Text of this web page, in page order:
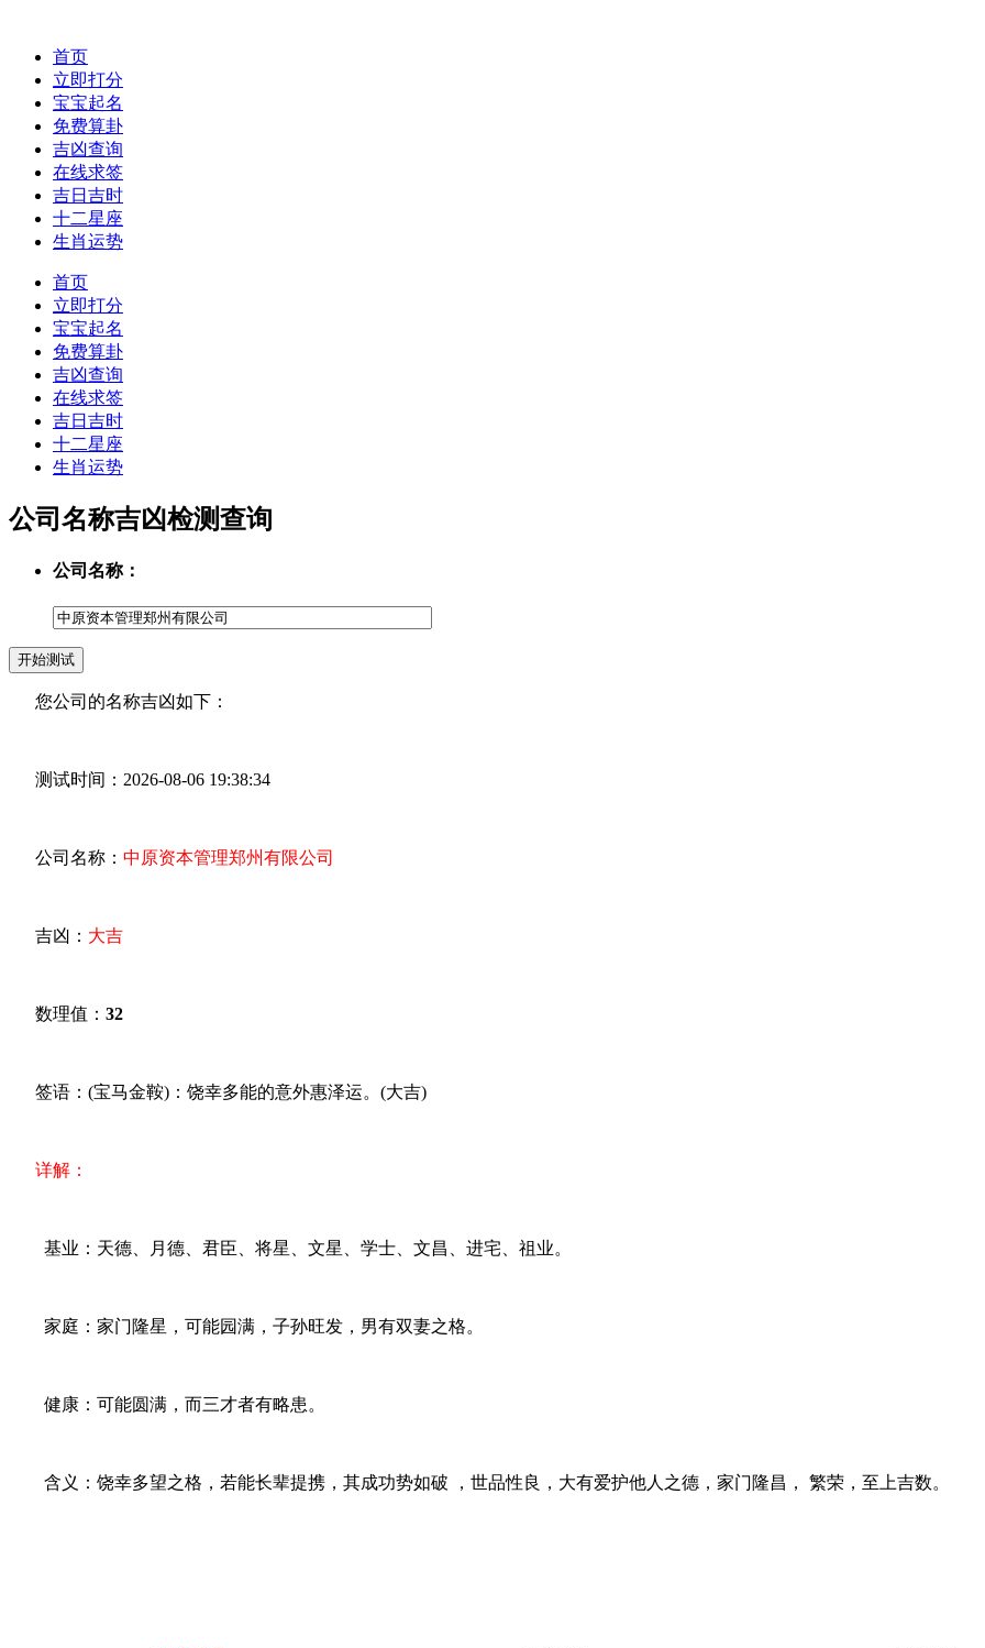
首页
立即打分
宝宝起名
免费算卦
吉凶查询
在线求签
吉日吉时
十二星座
生肖运势
首页
立即打分
宝宝起名
免费算卦
吉凶查询
在线求签
吉日吉时
十二星座
生肖运势
公司名称吉凶检测查询
公司名称：
您公司的名称吉凶如下：
测试时间：2026-08-06 19:38:34
公司名称： 中原资本管理郑州有限公司
吉凶： 大吉
数理值： 32
签语：(宝马金鞍)：饶幸多能的意外惠泽运。(大吉)
详解：
基业：天德、月德、君臣、将星、文星、学士、文昌、进宅、祖业。
家庭：家门隆星，可能园满，子孙旺发，男有双妻之格。
健康：可能圆满，而三才者有略患。
含义：饶幸多望之格，若能长辈提携，其成功势如破 ，世品性良，大有爱护他人之德，家门隆昌， 繁荣，至上吉数。